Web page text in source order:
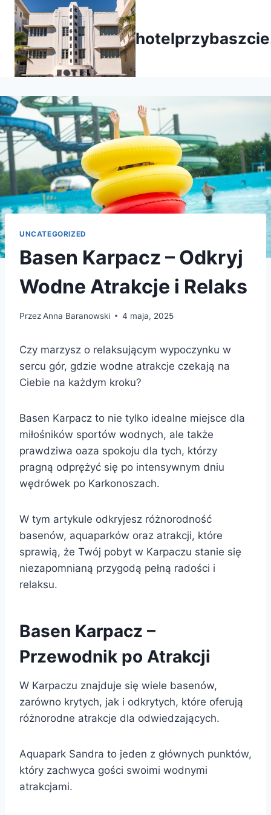
Przejdź
treści
UNCATEGORIZED
Basen Karpacz – Odkryj
Wodne Atrakcje i Relaks
PrzezAnna Baranowski 4 maja, 2025
Czy marzysz o relaksującym wypoczynku w
sercu gór, gdzie wodne atrakcje czekają na
Ciebie na każdym kroku?
Basen Karpacz to nie tylko idealne miejsce dla
miłośników sportów wodnych, ale także
prawdziwa oaza spokoju dla tych, którzy
pragną odprężyć się po intensywnym dniu
wędrówek po Karkonoszach.
W tym artykule odkryjesz różnorodność
basenów, aquaparków oraz atrakcji, które
sprawią, że Twój pobyt w Karpaczu stanie się
niezapomnianą przygodą pełną radości i
relaksu.
Basen Karpacz –
Przewodnik po Atrakcji
W Karpaczu znajduje się wiele basenów,
zarówno krytych, jak i odkrytych, które oferują
różnorodne atrakcje dla odwiedzających.
Aquapark Sandra to jeden z głównych punktów,
który zachwyca gości swoimi wodnymi
atrakcjami.